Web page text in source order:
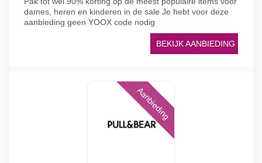
dames, heren en kinderen in de sale Je hebt voor deze
aanbieding geen YOOX code nodig
BEKIJK AANBIEDING
Aanbieding